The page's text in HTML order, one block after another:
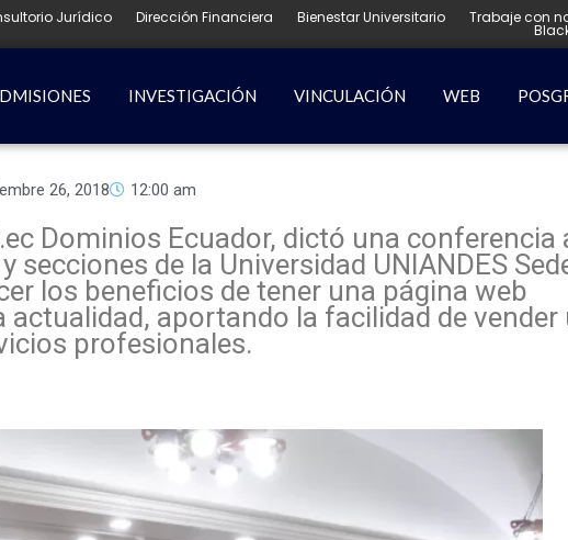
Jurídico Dirección Financiera Bienestar Universitario Trabaje con
INVESTIGACIÓN VINCULACIÓN WEB
26, 2018 12:00 am
Dominios Ecuador, dictó una conferencia
de la Universidad UNIANDES
los beneficios de tener una página web
aportando la facilidad de vender
profesionales.